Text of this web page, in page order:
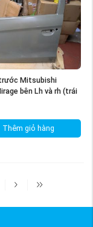
Mitsubishi
bên Lh và rh (trái
Thêm giỏ hàng